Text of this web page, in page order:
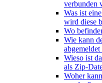
verbunden
Was ist
wird diese
Wo
Wie kann
Wieso ist
als Zip-
Woher